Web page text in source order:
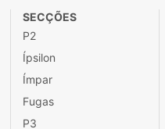
SECÇÕES
P2
Ípsilon
Ímpar
Fugas
P3